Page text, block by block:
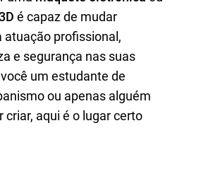
é capaz de mudar
profissional,
e segurança nas suas
um estudante de
ou apenas alguém
criar, aqui é o lugar certo